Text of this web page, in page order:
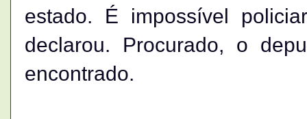
estado. É impossível
declarou. Procurado, o
encontrado.